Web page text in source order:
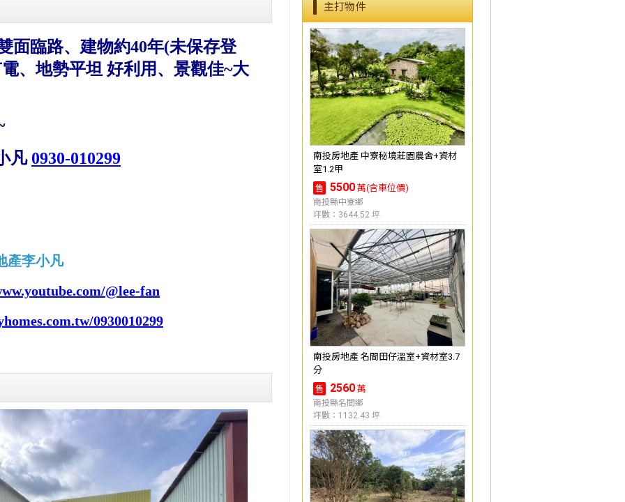
主打物件
南投房地產 中寮秘境莊園農舍+資材
室1.2甲
售 5500 萬(含車位價)
南投縣中寮鄉
坪數：3644.52 坪
南投房地產 名間田仔溫室+資材室3.7
分
售 2560 萬
南投縣名間鄉
坪數：1132.43 坪